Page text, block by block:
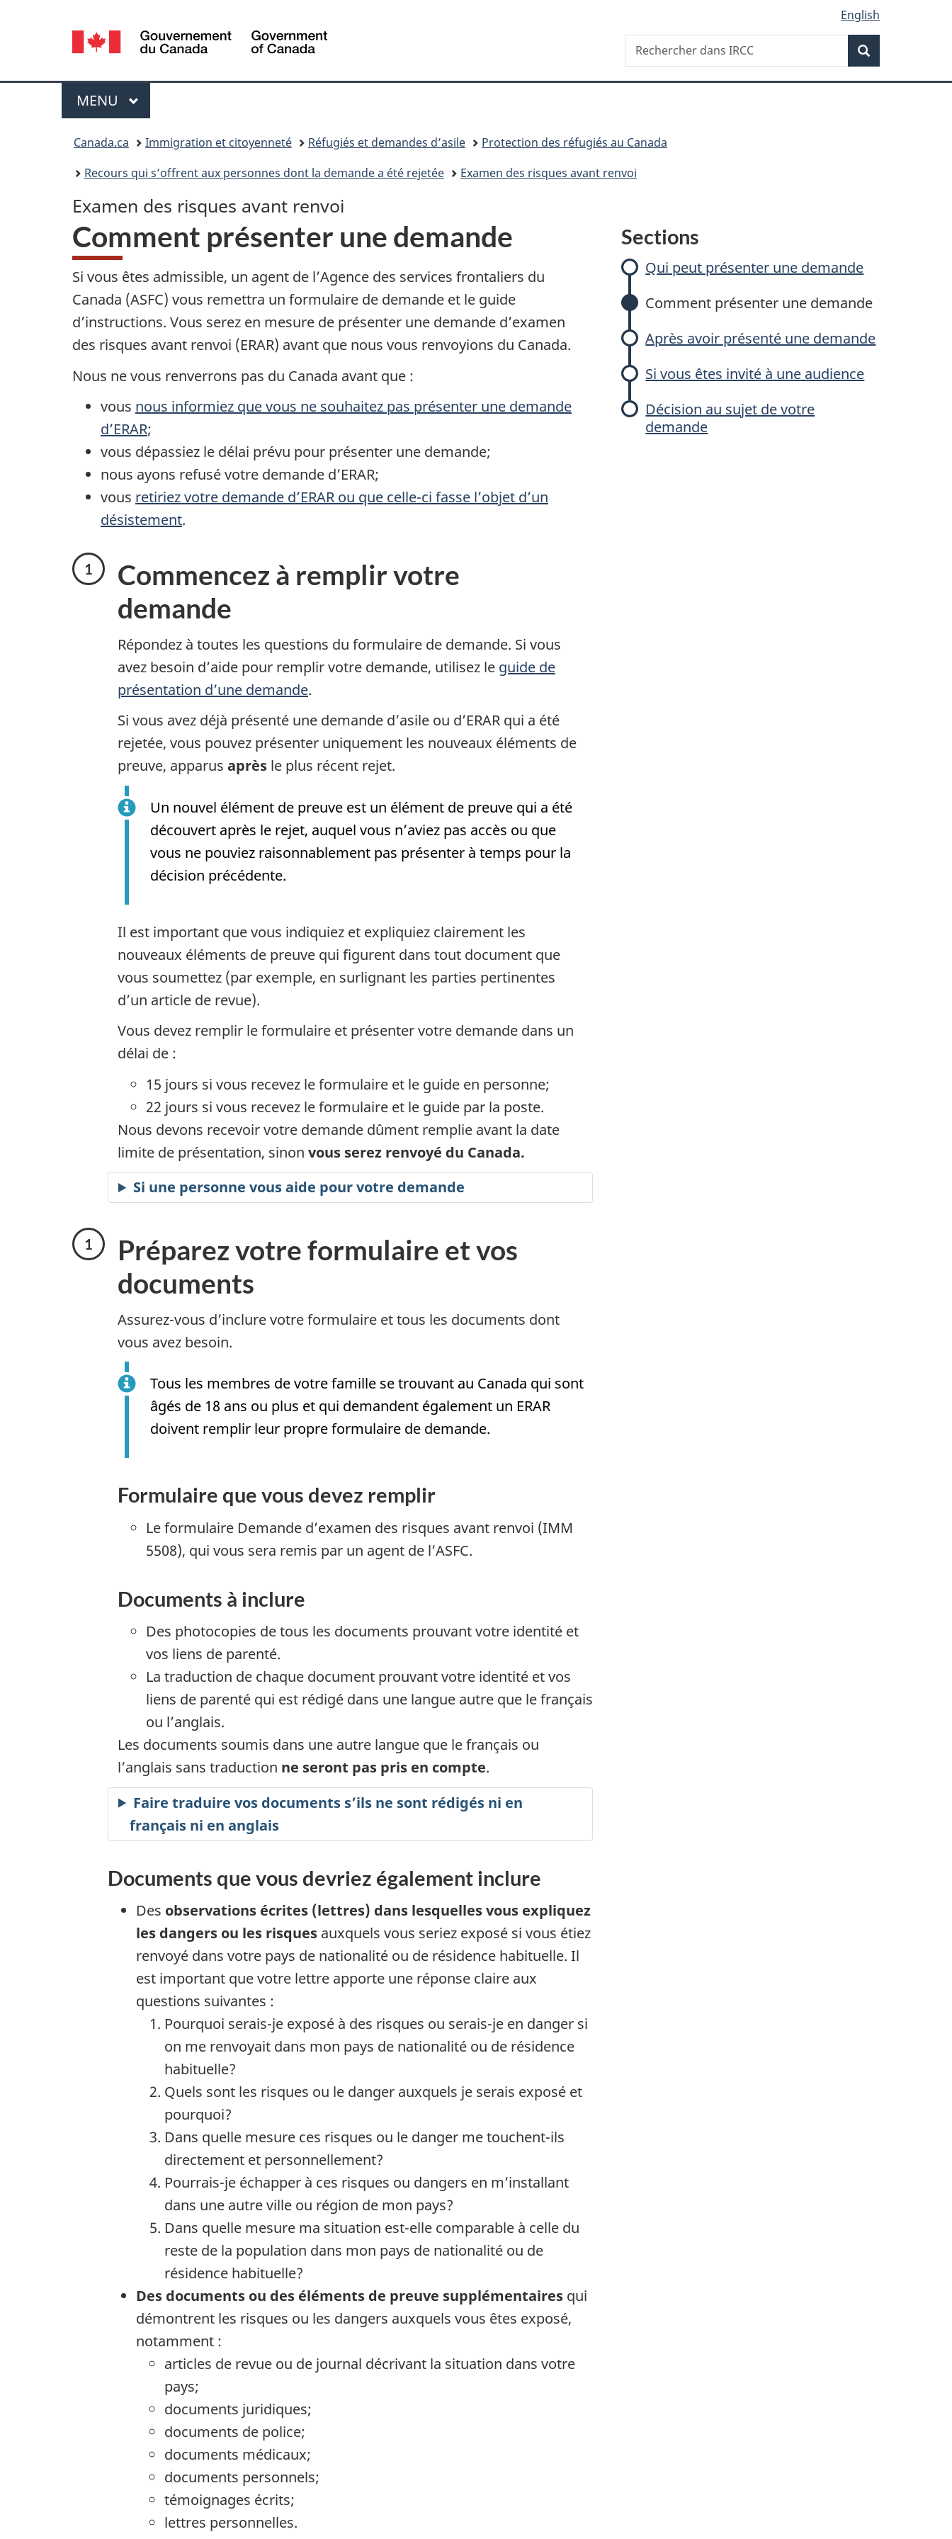
des
sujet
HTML
Sélection
de
la
langue
English
Canada
Recherche
Rechercher
dans
Menu
MENU PRINCIPAL
Canada.ca Immigration et citoyenneté Réfugiés et demandes d’asile
Protection des réfugiés au Canada
Recours qui s’offrent aux personnes dont la demande a été rejetée
Examen des risques avant renvoi
E
x
a
m
e
n
Sections
Qui peut présenter une demande
Comment présenter une demande
Après avoir présenté une demande
Si vous êtes invité à une audience
Décision au sujet de votre
demande
Examen des risques avant renvoi
Comment présenter une demande
Si vous êtes admissible, un agent de l’Agence des services frontaliers du
Canada (ASFC) vous remettra un formulaire de demande et le guide
d’instructions. Vous serez en mesure de présenter une demande d’examen
des risques avant renvoi (ERAR) avant que nous vous renvoyions du Canada.
Nous ne vous renverrons pas du Canada avant que :
vous nous informiez que vous ne souhaitez pas présenter une demande
d’ERAR;
vous dépassiez le délai prévu pour présenter une demande;
nous ayons refusé votre demande d’ERAR;
vous retiriez votre demande d’ERAR ou que celle-ci fasse l’objet d’un
désistement.
Commencez à remplir votre
demande
Répondez à toutes les questions du formulaire de demande. Si vous
avez besoin d’aide pour remplir votre demande, utilisez le guide de
présentation d’une demande.
Si vous avez déjà présenté une demande d’asile ou d’ERAR qui a été
rejetée, vous pouvez présenter uniquement les nouveaux éléments de
preuve, apparus après le plus récent rejet.
Un nouvel élément de preuve est un élément de preuve qui a été
découvert après le rejet, auquel vous n’aviez pas accès ou que
vous ne pouviez raisonnablement pas présenter à temps pour la
décision précédente.
Il est important que vous indiquiez et expliquiez clairement les
nouveaux éléments de preuve qui figurent dans tout document que
vous soumettez (par exemple, en surlignant les parties pertinentes
d’un article de revue).
Vous devez remplir le formulaire et présenter votre demande dans un
délai de :
15 jours si vous recevez le formulaire et le guide en personne;
22 jours si vous recevez le formulaire et le guide par la poste.
Nous devons recevoir votre demande dûment remplie avant la date
limite de présentation, sinon vous serez renvoyé du Canada.
Si une personne vous aide pour votre demande
Préparez votre formulaire et vos
documents
Assurez-vous d’inclure votre formulaire et tous les documents dont
vous avez besoin.
Tous les membres de votre famille se trouvant au Canada qui sont
âgés de 18 ans ou plus et qui demandent également un ERAR
doivent remplir leur propre formulaire de demande.
Formulaire que vous devez remplir
Le formulaire Demande d’examen des risques avant renvoi (IMM
5508), qui vous sera remis par un agent de l’ASFC.
Documents à inclure
Des photocopies de tous les documents prouvant votre identité et
vos liens de parenté.
La traduction de chaque document prouvant votre identité et vos
liens de parenté qui est rédigé dans une langue autre que le français
ou l’anglais.
Les documents soumis dans une autre langue que le français ou
l’anglais sans traduction ne seront pas pris en compte.
Faire traduire vos documents s’ils ne sont rédigés ni en
français ni en anglais
Documents que vous devriez également inclure
Des observations écrites (lettres) dans lesquelles vous expliquez
les dangers ou les risques auxquels vous seriez exposé si vous étiez
renvoyé dans votre pays de nationalité ou de résidence habituelle. Il
est important que votre lettre apporte une réponse claire aux
questions suivantes :
Pourquoi serais-je exposé à des risques ou serais-je en danger si
on me renvoyait dans mon pays de nationalité ou de résidence
habituelle?
Quels sont les risques ou le danger auxquels je serais exposé et
pourquoi?
Dans quelle mesure ces risques ou le danger me touchent-ils
directement et personnellement?
Pourrais-je échapper à ces risques ou dangers en m’installant
dans une autre ville ou région de mon pays?
Dans quelle mesure ma situation est-elle comparable à celle du
reste de la population dans mon pays de nationalité ou de
résidence habituelle?
Des documents ou des éléments de preuve supplémentaires qui
démontrent les risques ou les dangers auxquels vous êtes exposé,
notamment :
articles de revue ou de journal décrivant la situation dans votre
pays;
documents juridiques;
documents de police;
documents médicaux;
documents personnels;
témoignages écrits;
lettres personnelles.